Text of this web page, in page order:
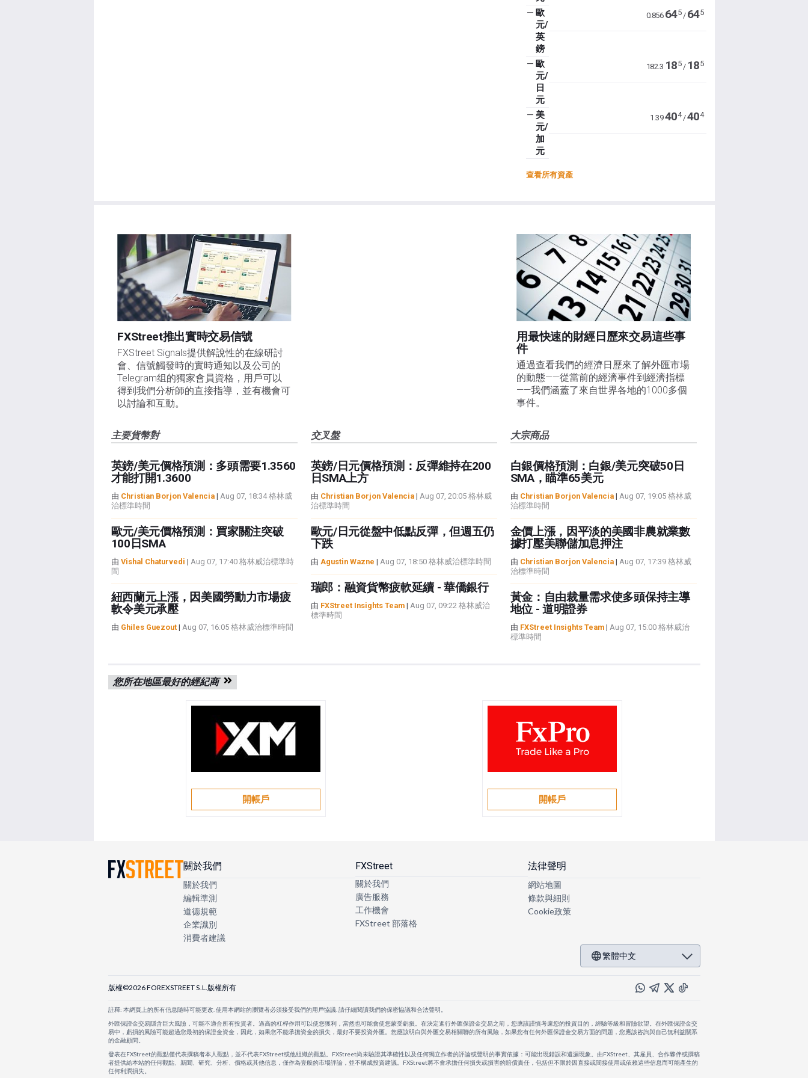
— 歐
元/
英
鎊
0.856 645/ 645
— 歐
元/
日
元
182.3 185/ 185
— 美
元/
加
元
1.39404/404
查看所有資產
FXStreet推出實時交易信號
FXStreet Signals提供解說性的在線研討
會、信號觸發時的實時通知以及公司的
Telegram组的獨家會員資格，用戶可以
得到我們分析師的直接指導，並有機會可
以討論和互動。
用最快速的財經日歷來交易這些事
件
通過查看我們的經濟日歷來了解外匯市場
的動態——從當前的經濟事件到經濟指標
——我們涵蓋了來自世界各地的1000多個
事件。
主要貨幣對
英鎊/美元價格預測：多頭需要1.3560
才能打開1.3600
由 Christian Borjon Valencia| Aug 07, 18:34 格林威
治標準時間
歐元/美元價格預測：買家關注突破
100日SMA
由 Vishal Chaturvedi | Aug 07, 17:40 格林威治標準時
間
紐西蘭元上漲，因美國勞動力市場疲
軟令美元承壓
由 Ghiles Guezout| Aug 07, 16:05 格林威治標準時間
交叉盤
英鎊/日元價格預測：反彈維持在200
日SMA上方
由 Christian Borjon Valencia| Aug 07, 20:05 格林威
治標準時間
歐元/日元從盤中低點反彈，但週五仍
下跌
由 Agustin Wazne | Aug 07, 18:50 格林威治標準時間
瑞郎：融資貨幣疲軟延續 - 華僑銀行
由 FXStreet Insights Team| Aug 07, 09:22 格林威治
標準時間
大宗商品
白銀價格預測：白銀/美元突破50日
SMA，瞄準65美元
由 Christian Borjon Valencia| Aug 07, 19:05 格林威
治標準時間
金價上漲，因平淡的美國非農就業數
據打壓美聯儲加息押注
由 Christian Borjon Valencia| Aug 07, 17:39 格林威
治標準時間
黃金：自由裁量需求使多頭保持主導
地位 - 道明證券
由 FXStreet Insights Team| Aug 07, 15:00 格林威治
標準時間
您所在地區最好的經紀商
開帳戶 開帳戶
關於我們
關於我們
編輯準測
道德規範
企業識別
消費者建議
FXStreet
關於我們
廣告服務
工作機會
FXStreet 部落格
法律聲明
網站地圖
條款與細則
Cookie政策
繁體中文
版權©2026 FOREXSTREET S.L.版權所有
註釋: 本網頁上的所有信息隨時可能更改. 使用本網站的瀏覽者必須接受我們的用戶協議. 請仔細閱讀我們的保密協議和合法聲明。
外匯保證金交易隱含巨大風險，可能不適合所有投資者。過高的杠桿作用可以使您獲利，當然也可能會使您蒙受虧損。在決定進行外匯保證金交易之前，您應該謹慎考慮您的投資目的，經驗等級和冒險欲望。在外匯保證金交
易中，虧損的風險可能超過您最初的保證金資金，因此，如果您不能承擔資金的損失，最好不要投資外匯。您應該明白與外匯交易相關聯的所有風險，如果您有任何外匯保證金交易方面的問題，您應該咨詢與自己無利益關系
的金融顧問。
發表在FXStreet的觀點僅代表撰稿者本人觀點，並不代表FXStreet或他組織的觀點。FXStreet尚未驗證其準確性以及任何獨立作者的評論或聲明的事實依據：可能出現錯誤和遺漏現象。由FXStreet、其雇員、合作夥伴或撰稿
者提供給本站的任何觀點、新聞、研究、分析、價格或其他信息，僅作為壹般的市場評論，並不構成投資建議。FXStreet將不會承擔任何損失或損害的賠償責任，包括但不限於因直接或間接使用或依賴這些信息而可能產生的
任何利潤損失。